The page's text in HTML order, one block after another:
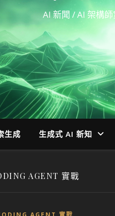
AI 新聞 / AI 架構
生成 生成式 AI 新知
AGENT 實戰